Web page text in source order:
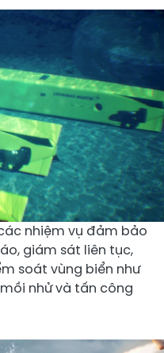
nhiệm vụ đảm bảo
giám sát liên tục,
soát vùng biển như
nhử và tấn công